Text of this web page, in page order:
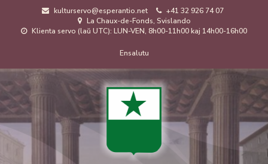
kulturservo@esperantio.net
+41 32 926 74 07
La Chaux-de-Fonds, Svislando
Klienta servo (laŭ UTC): LUN-VEN, 8h00-11h00 kaj 14h00-16h00
de
uzanto
Ensalutu